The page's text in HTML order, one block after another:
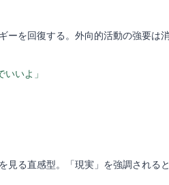
ーを回復する。外向的活動の強要は
いよ」
見る直感型。「現実」を強調される